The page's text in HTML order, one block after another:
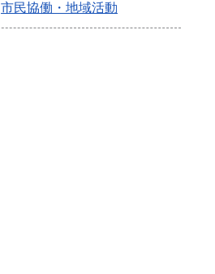
市民協働・地域活動